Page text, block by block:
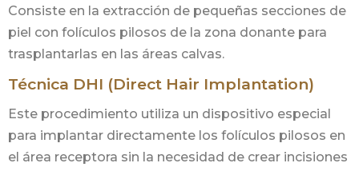
Consiste en la extracción de pequeñas secciones de
piel con folículos pilosos de la zona donante para
trasplantarlas en las áreas calvas.
Técnica DHI (Direct Hair Implantation)
Este procedimiento utiliza un dispositivo especial
para implantar directamente los folículos pilosos en
el área receptora sin la necesidad de crear incisiones